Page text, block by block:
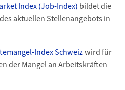
Index (Job-Index) bildet die
aktuellen Stellenangebots in
Index Schweizwird für
der Mangel an Arbeitskräften